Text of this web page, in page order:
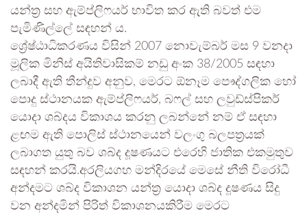
යන්ත්‍ර සහ ඇම්ප්ලිෆයර් භාවිත කර ඇති බවත් එම
පැමිණිල්ලේ සඳහන් ය.
ශ්‍රේෂ්ඨාධිකරණය විසින් 2007 නොවැම්බර් මස 9 වනදා
මූලික මිනිස් අයිතිවාසිකම් නඩු අංක 38/2005 සඳහා
ලබාදී ඇති තීන්දුව අනුව, මෙරට ඕනෑම පෞද්ගලික හෝ
පොදු ස්ථානයක ඇම්ප්ලිෆයර්, බෆල් සහ ලවුඩ්ස්පිකර්
යොදා ශබ්දය විකාශය කරනු ලබන්නේ නම් ඒ සඳහා
ළඟම ඇති පොලිස් ස්ථානයෙන් වලංගු බලපත්‍රයක්
ලබාගත යුතු බව ශබ්ද දූෂණයට එරෙහි ජාතික එකමුතුව
සඳහන් කරයි.අරලියගහ මන්දිරයේ මෙසේ නීති විරෝධී
අන්දමට ශබ්ද විකාශන යන්ත්‍ර යොදා ශබ්ද දූෂණය සිදු
වන අන්දමින් පිරිත් විකාශනයකිරීම මෙරට